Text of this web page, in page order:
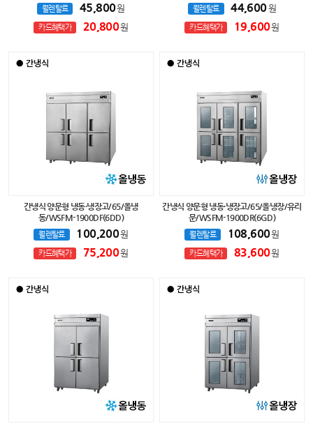
월렌탈료 45,800원
카드혜택가 20,800원
월렌탈료 44,600원
카드혜택가 19,600원
간냉식 양문형 냉동·냉장고/65/올냉
동/WSFM-1900DF(6DD)
월렌탈료 100,200원
카드혜택가 75,200원
간냉식 양문형 냉동·냉장고/65/올냉장/유리
문/WSFM-1900DR(6GD)
월렌탈료 108,600원
카드혜택가 83,600원